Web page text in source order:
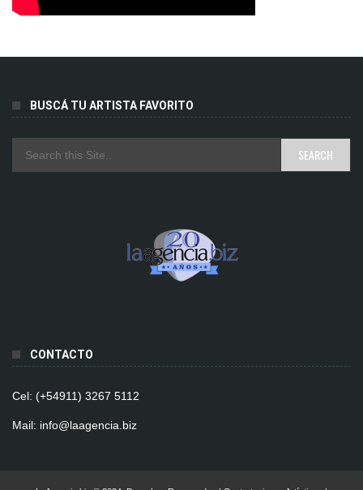
BUSCÁ TU ARTISTA FAVORITO
CONTACTO
Cel: (+54911) 3267 5112
Mail: info@laagencia.biz